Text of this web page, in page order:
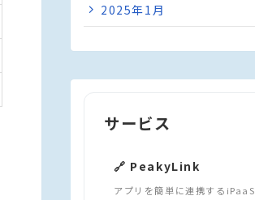
2025年1月
サービス
🔗 PeakyLink
アプリを簡単に連携するiPaaS